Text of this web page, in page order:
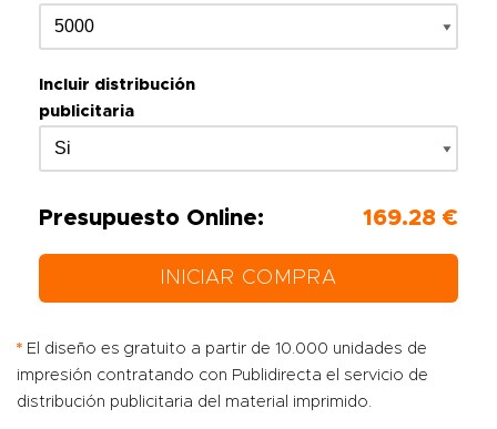
Incluir distribución
publicitaria
Presupuesto Online: 169.28 €
INICIAR COMPRA
* El diseño es gratuito a partir de 10.000 unidades de
impresión contratando con Publidirecta el servicio de
distribución publicitaria del material imprimido.